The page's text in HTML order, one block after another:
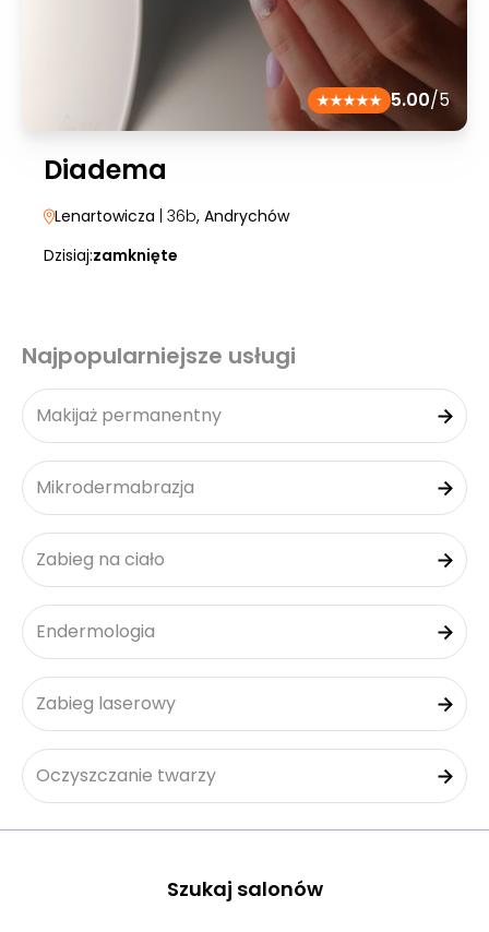
5.00/5
Diadema
Lenartowicza | 36b, Andrychów
Dzisiaj:zamknięte
Najpopularniejsze usługi
Makijaż permanentny
Mikrodermabrazja
Zabieg na ciało
Endermologia
Zabieg laserowy
Oczyszczanie twarzy
Szukaj salonów